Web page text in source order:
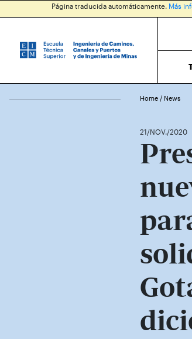
Página traducida automáticamente. Más
Home / News
21/NOV./2020